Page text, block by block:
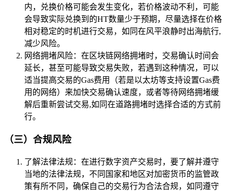
内，兑换价格可能会发生变化，若价格波动不利，可能
会导致实际兑换到的HT数量少于预期，尽量选择在价格
相对稳定的时机进行交易，如同在风平浪静时出海航行,
减少风险。
网络拥堵风险：在区块链网络拥堵时，交易确认时间会
延长，甚至可能导致交易失败，若遇到这种情况，可以
适当提高交易的Gas费用（若是以太坊等支持设置Gas费
用的网络）来加快交易确认速度，或者等待网络拥堵缓
解后重新尝试交易,如同在道路拥堵时选择合适的方式前
行。
（三）合规风险
了解法律法规：在进行数字资产交易时，要了解并遵守
当地的法律法规，不同国家和地区对加密货币的监管政
策有所不同，确保自己的交易行为合法合规，如同遵守